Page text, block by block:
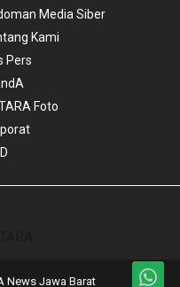
Media Siber
Kami
Pers
Foto
News Jawa Barat